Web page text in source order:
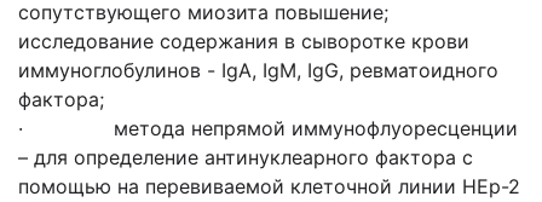
сопутствующего миозита повышение;
исследование содержания в сыворотке крови
иммуноглобулинов - IgA, IgM, IgG, ревматоидного
фактора;
· метода непрямой иммунофлуоресценции
– для определение антинуклеарного фактора с
помощью на перевиваемой клеточной линии HEp-2